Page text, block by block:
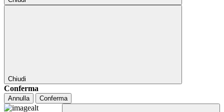
Chiudi
Conferma
Annulla Conferma